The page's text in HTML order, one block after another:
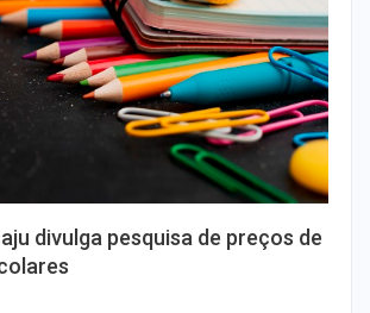
divulga pesquisa de preços de